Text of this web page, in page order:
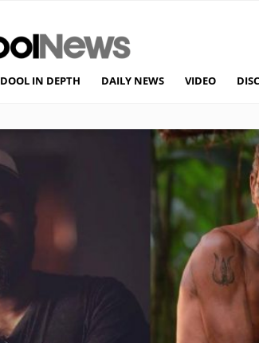
DOOL IN DEPTH DAILY NEWS VIDEO